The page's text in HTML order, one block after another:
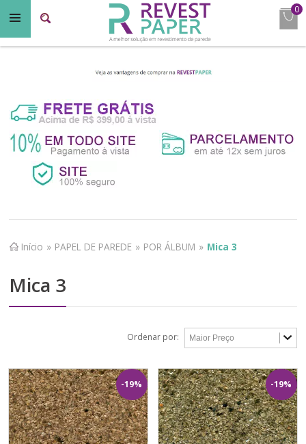
0
Início » PAPEL DE PAREDE » POR ÁLBUM » Mica 3
Mica 3
Ordenar por:
-19% -19%